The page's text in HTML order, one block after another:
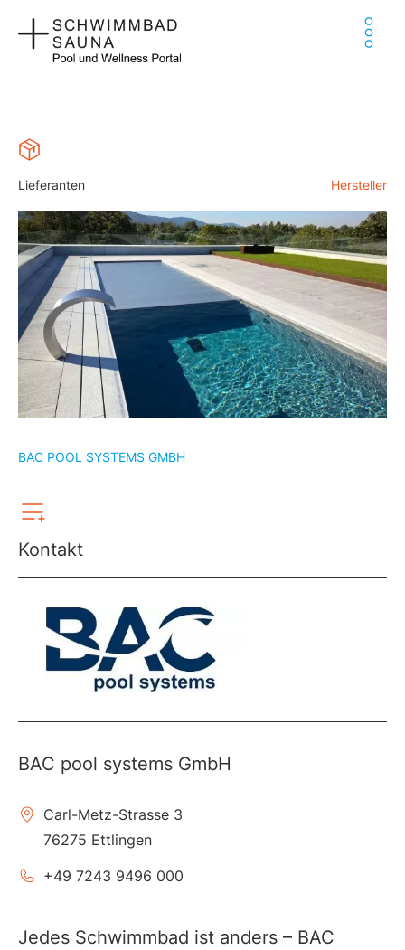
Inhalt
springen
Lieferanten Hersteller
BAC POOL SYSTEMS GMBH
Kontakt
BAC pool systems GmbH
Carl-Metz-Strasse 3
76275 Ettlingen
+49 7243 9496 000
Jedes Schwimmbad ist anders – BAC